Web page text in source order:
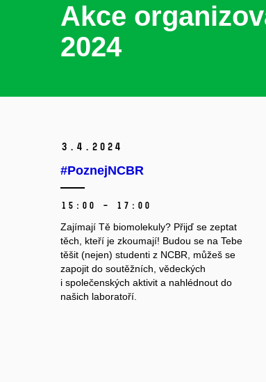
Akce
2024
3. 4. 2024
#PoznejNCBR
15:00 – 17:00
Zajímají Tě biomolekuly? Přijď se zeptat
těch, kteří je zkoumají! Budou se na Tebe
těšit (nejen) studenti z NCBR, můžeš se
zapojit do soutěžních, vědeckých
i společenských aktivit a nahlédnout do
našich laboratoří.